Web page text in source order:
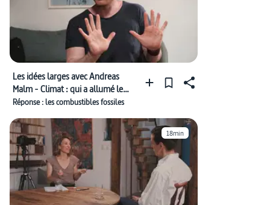
Les idées larges avec Andreas
Malm - Climat : qui a allumé le
feu ?
Réponse : les combustibles fossiles
18min